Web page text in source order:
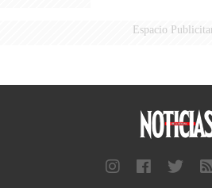
Espacio